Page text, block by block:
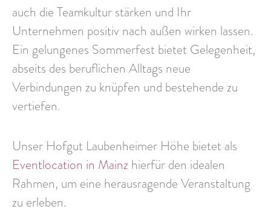
auch die Teamkultur stärken und Ihr
Unternehmen positiv nach außen wirken lassen.
Ein gelungenes Sommerfest bietet Gelegenheit,
abseits des beruflichen Alltags neue
Verbindungen zu knüpfen und bestehende zu
vertiefen.
Unser Hofgut Laubenheimer Höhe bietet als
Eventlocation in Mainz hierfür den idealen
Rahmen, um eine herausragende Veranstaltung
zu erleben.